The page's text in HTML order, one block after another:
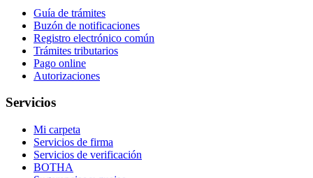
Guía de trámites
Buzón de notificaciones
Registro electrónico común
Trámites tributarios
Pago online
Autorizaciones
Servicios
Mi carpeta
Servicios de firma
Servicios de verificación
BOTHA